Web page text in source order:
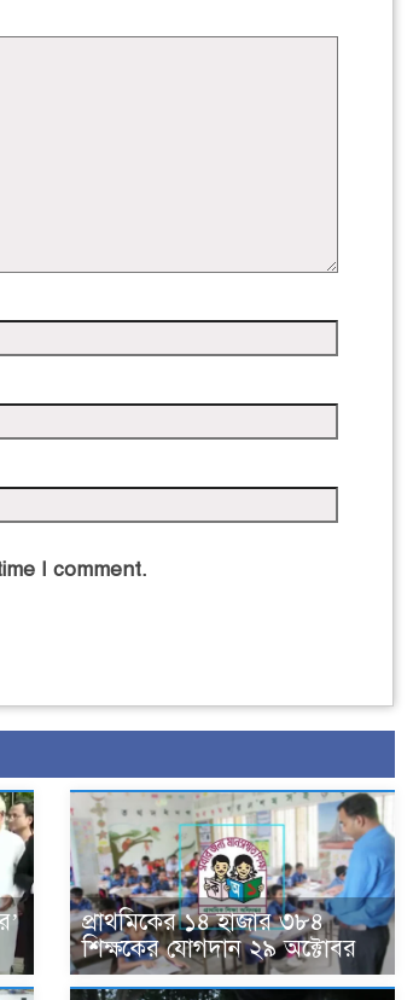
I comment.
প্রাথমিকের ১৪ হাজার ৩৮৪
শিক্ষকের যোগদান ২৯ অক্টোবর